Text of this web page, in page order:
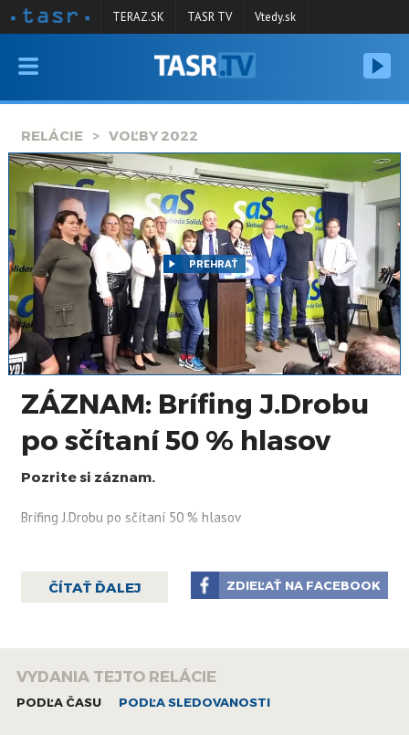
VYSIELANIE
SPRAVODAJSTVO
KONTAKT
ARCHÍV
TERAZ.SK TASR TV Vtedy.sk
RELÁCIE VOĽBY 2022
PREHRAŤ
ZÁZNAM: Brífing J.Drobu
po sčítaní 50 % hlasov
Pozrite si záznam.
Brífing J.Drobu po sčítaní 50 % hlasov
ČÍTAŤ ĎALEJ ZDIEĽAŤ NA FACEBOOK
VYDANIA TEJTO RELÁCIE
PODĽA ČASU PODĽA SLEDOVANOSTI